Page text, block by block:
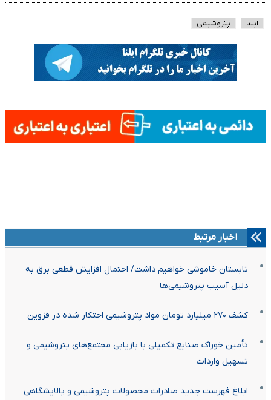
ایلنا پتروشیمی
اخبار مرتبط
تابستان خاموشی خواهیم داشت/ احتمال افزایش قطعی برق به
دلیل آسیب پتروشیمی‌ها
کشف ۲۷۰ میلیارد تومان مواد پتروشیمی احتکار شده در قزوین
تأمین خوراک صنایع تکمیلی با بازیابی مجتمع‌های پتروشیمی و
تسهیل واردات
ابلاغ فهرست جدید صادرات محصولات پتروشیمی و پالایشگاهی